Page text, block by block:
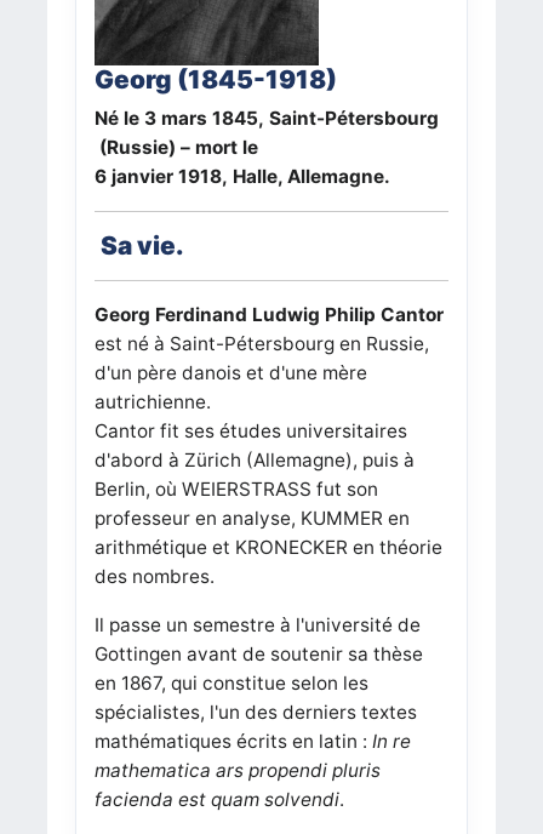
Georg (1845-1918)
Né le 3 mars 1845, Saint-Pétersbourg
(Russie) – mort le
6 janvier 1918, Halle, Allemagne.
Sa vie.
Georg Ferdinand Ludwig Philip Cantor
est né à Saint-Pétersbourg en Russie,
d'un père danois et d'une mère
autrichienne.
Cantor fit ses études universitaires
d'abord à Zürich (Allemagne), puis à
Berlin, où WEIERSTRASS fut son
professeur en analyse, KUMMER en
arithmétique et KRONECKER en théorie
des nombres.
Il passe un semestre à l'université de
Gottingen avant de soutenir sa thèse
en 1867, qui constitue selon les
spécialistes, l'un des derniers textes
mathématiques écrits en latin : In re
mathematica ars propendi pluris
facienda est quam solvendi.